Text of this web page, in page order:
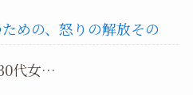
めの、怒りの解放その
代女…